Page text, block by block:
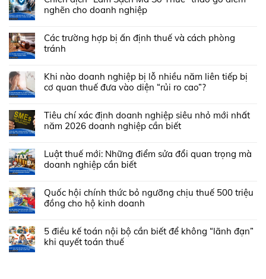
nghẽn cho doanh nghiệp
Các trường hợp bị ấn định thuế và cách phòng
tránh
Khi nào doanh nghiệp bị lỗ nhiều năm liên tiếp bị
cơ quan thuế đưa vào diện “rủi ro cao”?
Tiêu chí xác định doanh nghiệp siêu nhỏ mới nhất
năm 2026 doanh nghiệp cần biết
Luật thuế mới: Những điểm sửa đổi quan trọng mà
doanh nghiệp cần biết
Quốc hội chính thức bỏ ngưỡng chịu thuế 500 triệu
đồng cho hộ kinh doanh
5 điều kế toán nội bộ cần biết để không “lãnh đạn”
khi quyết toán thuế